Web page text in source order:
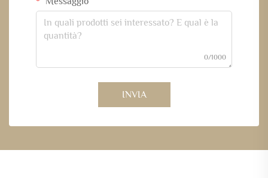
0/1000
INVIA